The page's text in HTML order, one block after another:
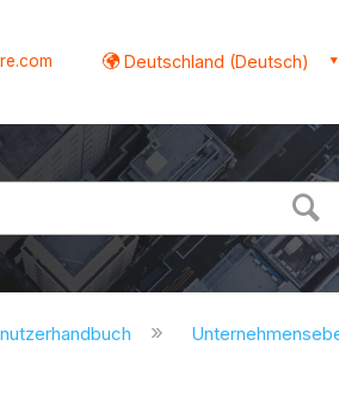
Deutschland (Deutsch)